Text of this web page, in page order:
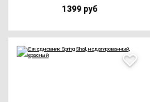
1399 руб